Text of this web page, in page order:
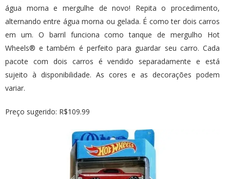
água morna e mergulhe de novo! Repita o procedimento,
alternando entre água morna ou gelada. É como ter dois carros
em um. O barril funciona como tanque de mergulho Hot
Wheels® e também é perfeito para guardar seu carro. Cada
pacote com dois carros é vendido separadamente e está
sujeito à disponibilidade. As cores e as decorações podem
variar.
Preço sugerido: R$109.99